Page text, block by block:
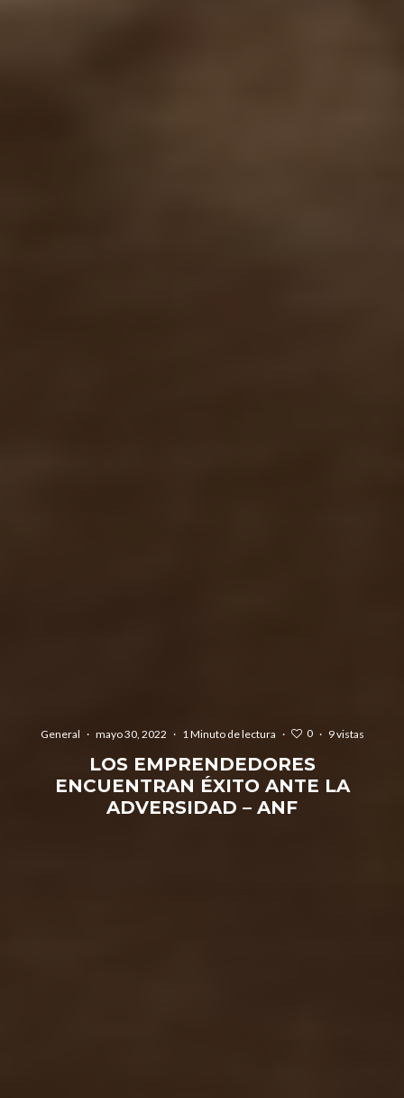
General · mayo 30, 2022 · 1 Minuto de lectura · 0 · 9 vistas
LOS EMPRENDEDORES
ENCUENTRAN ÉXITO ANTE LA
ADVERSIDAD – ANF